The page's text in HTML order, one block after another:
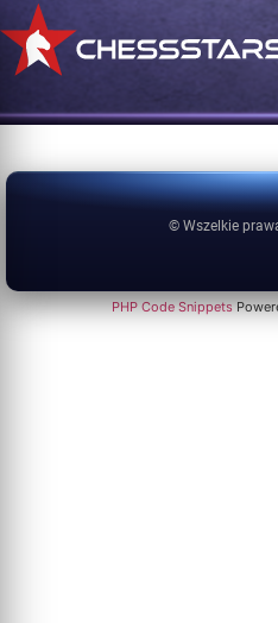
© Wszelkie
PHP Code Snippets